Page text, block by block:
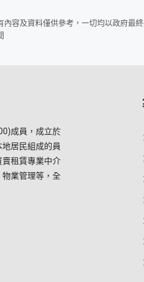
容及資料僅供參考，一切均以政府
成員，成立於
居民組成的員
租賃專業中介
業管理等，全